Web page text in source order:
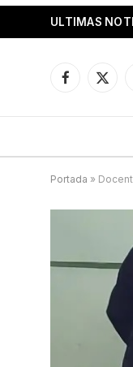
ULTIMAS
Facebook
X
Portada »